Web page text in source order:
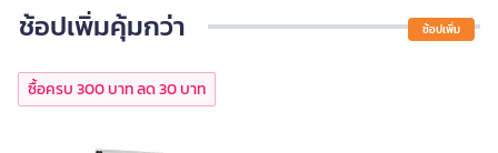
ช้อปเพิ่มคุ้มกว่า ช้อปเพิ่ม
ซื้อครบ 300 บาท ลด 30 บาท